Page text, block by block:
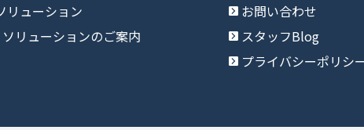
リューション
ソリューションのご案内
お問い合わせ
スタッフBlog
プライバシーポリシ